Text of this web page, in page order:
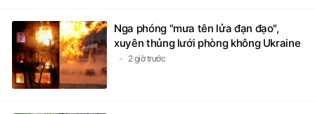
xuyên thủng lưới phòng không Ukraine
2 giờ trước